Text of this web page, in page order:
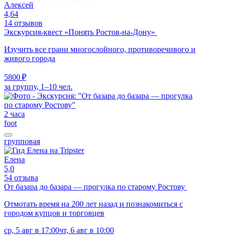
Алексей
4,64
14 отзывов
Экскурсия-квест «Понять Ростов-на-Дону»
Изучить все грани многослойного, противоречивого и
живого города
5800 ₽
за группу, 1–10 чел.
2 часа
foot
групповая
Елена
5,0
54 отзыва
От базара до базара — прогулка по старому Ростову
Отмотать время на 200 лет назад и познакомиться с
городом купцов и торговцев
ср, 5 авг в 17:00чт, 6 авг в 10:00